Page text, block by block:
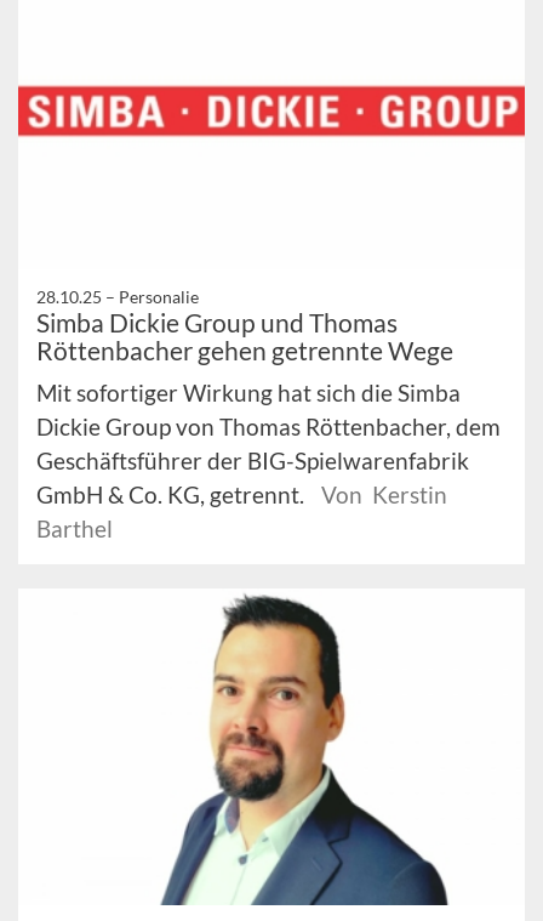
28.10.25 – Personalie
Simba Dickie Group und Thomas
Röttenbacher gehen getrennte Wege
Mit sofortiger Wirkung hat sich die Simba
Dickie Group von Thomas Röttenbacher, dem
Geschäftsführer der BIG-Spielwarenfabrik
GmbH & Co. KG, getrennt.
Von Kerstin
Barthel